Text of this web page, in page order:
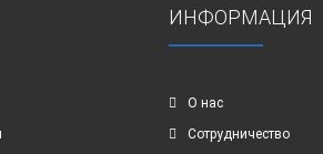
ИНФОРМАЦИЯ
О нас
Сотрудничество